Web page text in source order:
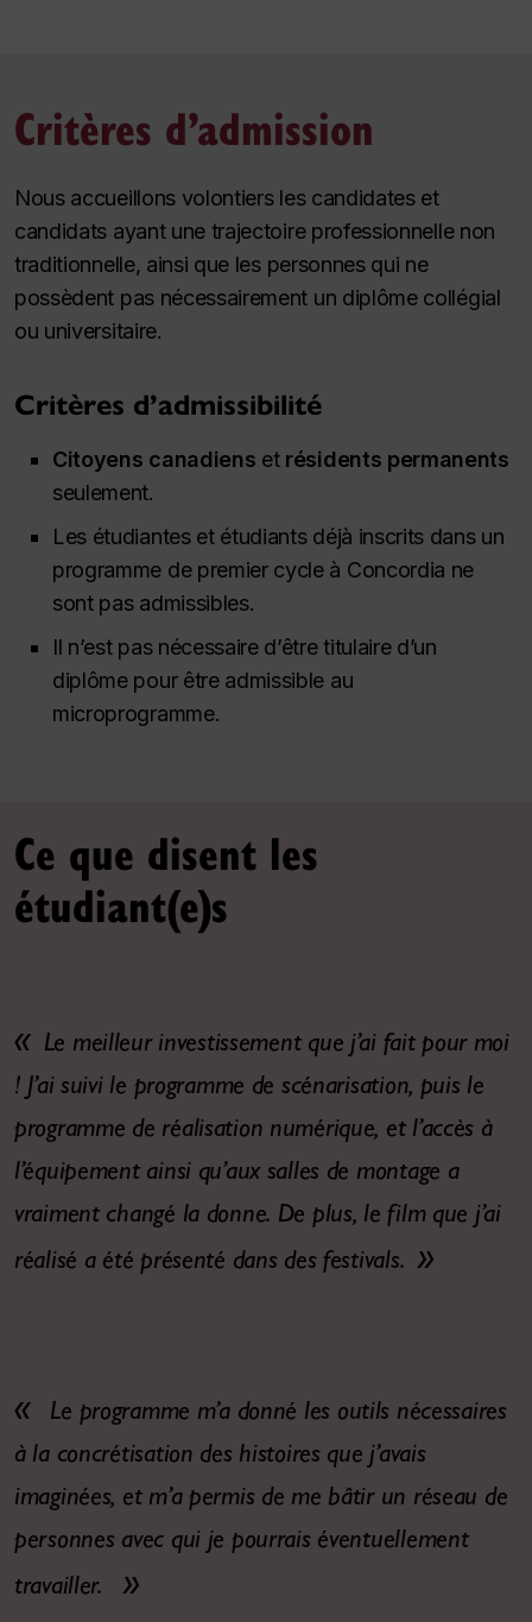
Critères d’admission
Nous accueillons volontiers les candidates et
candidats ayant une trajectoire professionnelle non
traditionnelle, ainsi que les personnes qui ne
possèdent pas nécessairement un diplôme collégial
ou universitaire.
Critères d’admissibilité
Citoyens canadiens et résidents permanents
seulement.
Les étudiantes et étudiants déjà inscrits dans un
programme de premier cycle à Concordia ne
sont pas admissibles.
Il n’est pas nécessaire d’être titulaire d’un
diplôme pour être admissible au
microprogramme.
Ce que disent les
étudiant(e)s
Le meilleur investissement que j’ai fait pour moi
! J’ai suivi le programme de scénarisation, puis le
programme de réalisation numérique, et l’accès à
l’équipement ainsi qu’aux salles de montage a
vraiment changé la donne. De plus, le film que j’ai
réalisé a été présenté dans des festivals.
Le programme m’a donné les outils nécessaires
à la concrétisation des histoires que j’avais
imaginées, et m’a permis de me bâtir un réseau de
personnes avec qui je pourrais éventuellement
travailler.